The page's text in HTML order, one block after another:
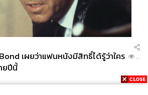
เผยว่าแฟนหนังมีสิทธิ์ได้รู้ว่าใคร
ยปีนี้
...